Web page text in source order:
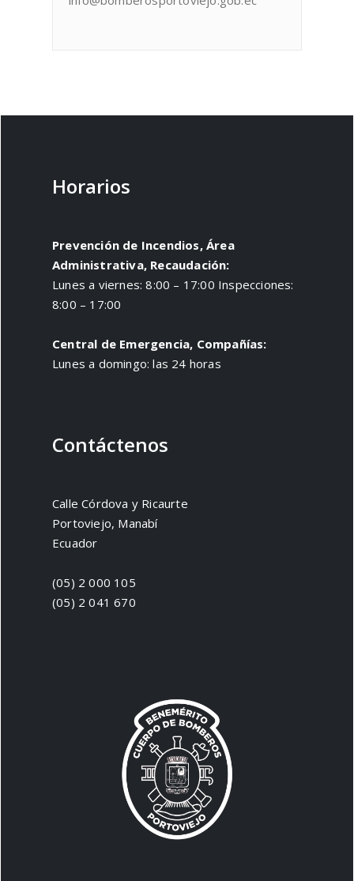
Horarios
Prevención de Incendios, Área
Administrativa, Recaudación:
Lunes a viernes: 8:00 – 17:00 Inspecciones:
8:00 – 17:00
Central de Emergencia, Compañías:
Lunes a domingo: las 24 horas
Contáctenos
Calle Córdova y Ricaurte
Portoviejo, Manabí
Ecuador
(05) 2 000 105
(05) 2 041 670